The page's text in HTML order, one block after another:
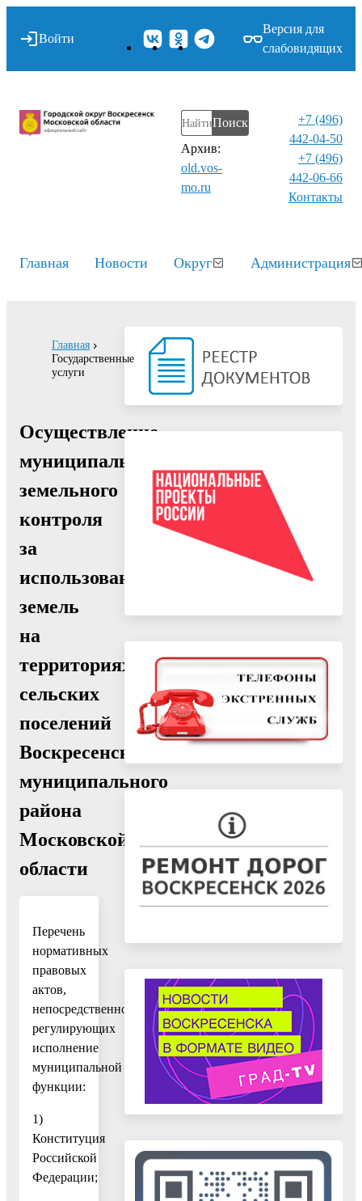
Войти
Версия для
слабовидящих
Поиск
Архив:
old.vos-
mo.ru
+7 (496)
442-04-50
+7 (496)
442-06-66
Контакты⁠
Главная Новости Округ Администрация
Главная
Государственные
услуги
Осуществление
муниципального
земельного
контроля
за
использованием
земель
на
территориях
сельских
поселений
Воскресенского
муниципального
района
Московской
области
Перечень
нормативных
правовых
актов,
непосредственно
регулирующих
исполнение
муниципальной
функции:
1)
Конституция
Российской
Федерации;